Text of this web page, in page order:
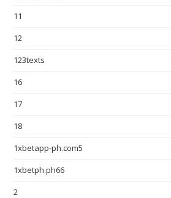
11
12
123texts
16
17
18
1xbetapp-ph.com5
1xbetph.ph66
2